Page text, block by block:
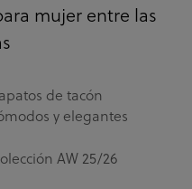
mujer entre las
de tacón
y elegantes
AW 25/26